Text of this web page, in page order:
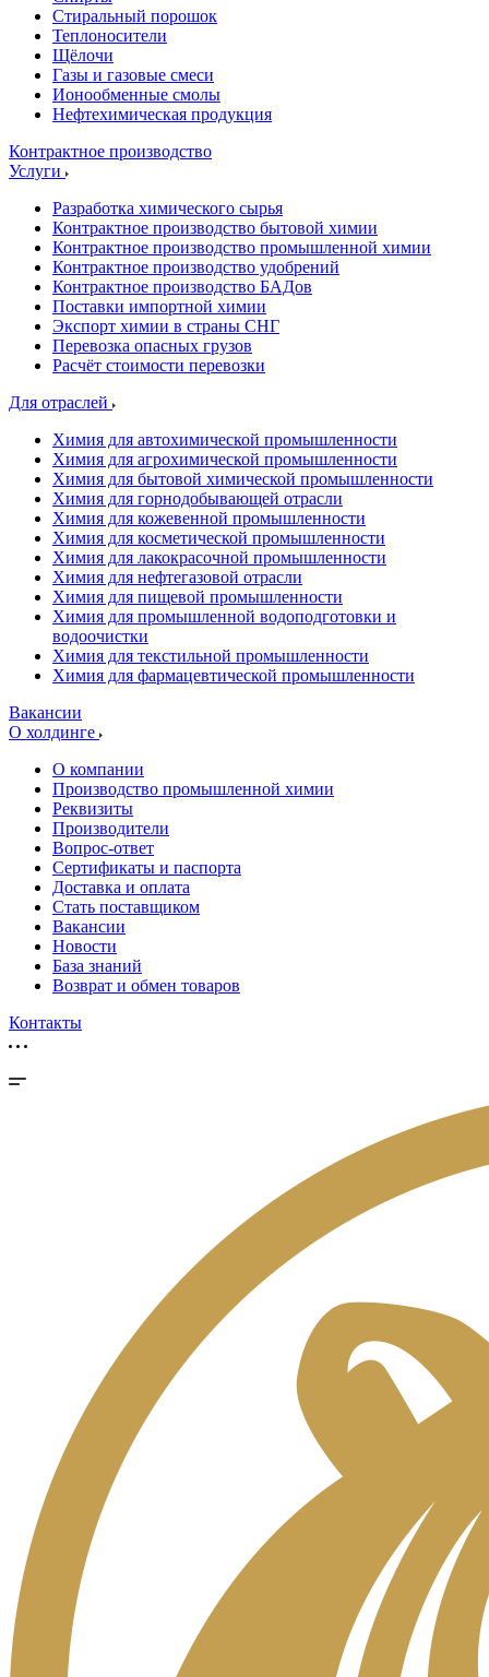
Стиральный порошок
Теплоносители
Щёлочи
Газы и газовые смеси
Ионообменные смолы
Нефтехимическая продукция
Контрактное производство
Услуги
Разработка химического сырья
Контрактное производство бытовой химии
Контрактное производство промышленной химии
Контрактное производство удобрений
Контрактное производство БАДов
Поставки импортной химии
Экспорт химии в страны СНГ
Перевозка опасных грузов
Расчёт стоимости перевозки
Для отраслей
Химия для автохимической промышленности
Химия для агрохимической промышленности
Химия для бытовой химической промышленности
Химия для горнодобывающей отрасли
Химия для кожевенной промышленности
Химия для косметической промышленности
Химия для лакокрасочной промышленности
Химия для нефтегазовой отрасли
Химия для пищевой промышленности
Химия для промышленной водоподготовки и
водоочистки
Химия для текстильной промышленности
Химия для фармацевтической промышленности
Вакансии
О холдинге
О компании
Производство промышленной химии
Реквизиты
Производители
Вопрос-ответ
Сертификаты и паспорта
Доставка и оплата
Стать поставщиком
Вакансии
Новости
База знаний
Возврат и обмен товаров
Контакты